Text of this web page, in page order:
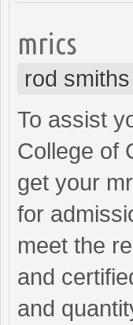
mrics
rod
To assist
College of
get your
for
meet the
and
and